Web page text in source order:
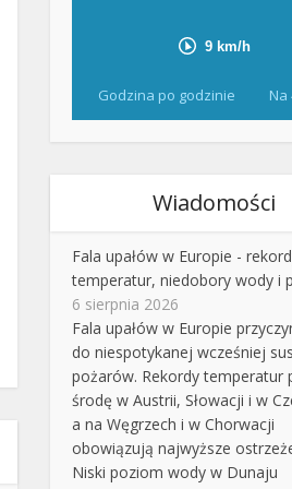
Godzina po godzinie Na
Wiadomości
Fala upałów w Europie -
temperatur, niedobory wody i
6 sierpnia 2026
Fala upałów w Europie
do niespotykanej wcześniej
pożarów. Rekordy temperatur
środę w Austrii, Słowacji i w
a na Węgrzech i w Chorwacji
obowiązują najwyższe
Niski poziom wody w Dunaju